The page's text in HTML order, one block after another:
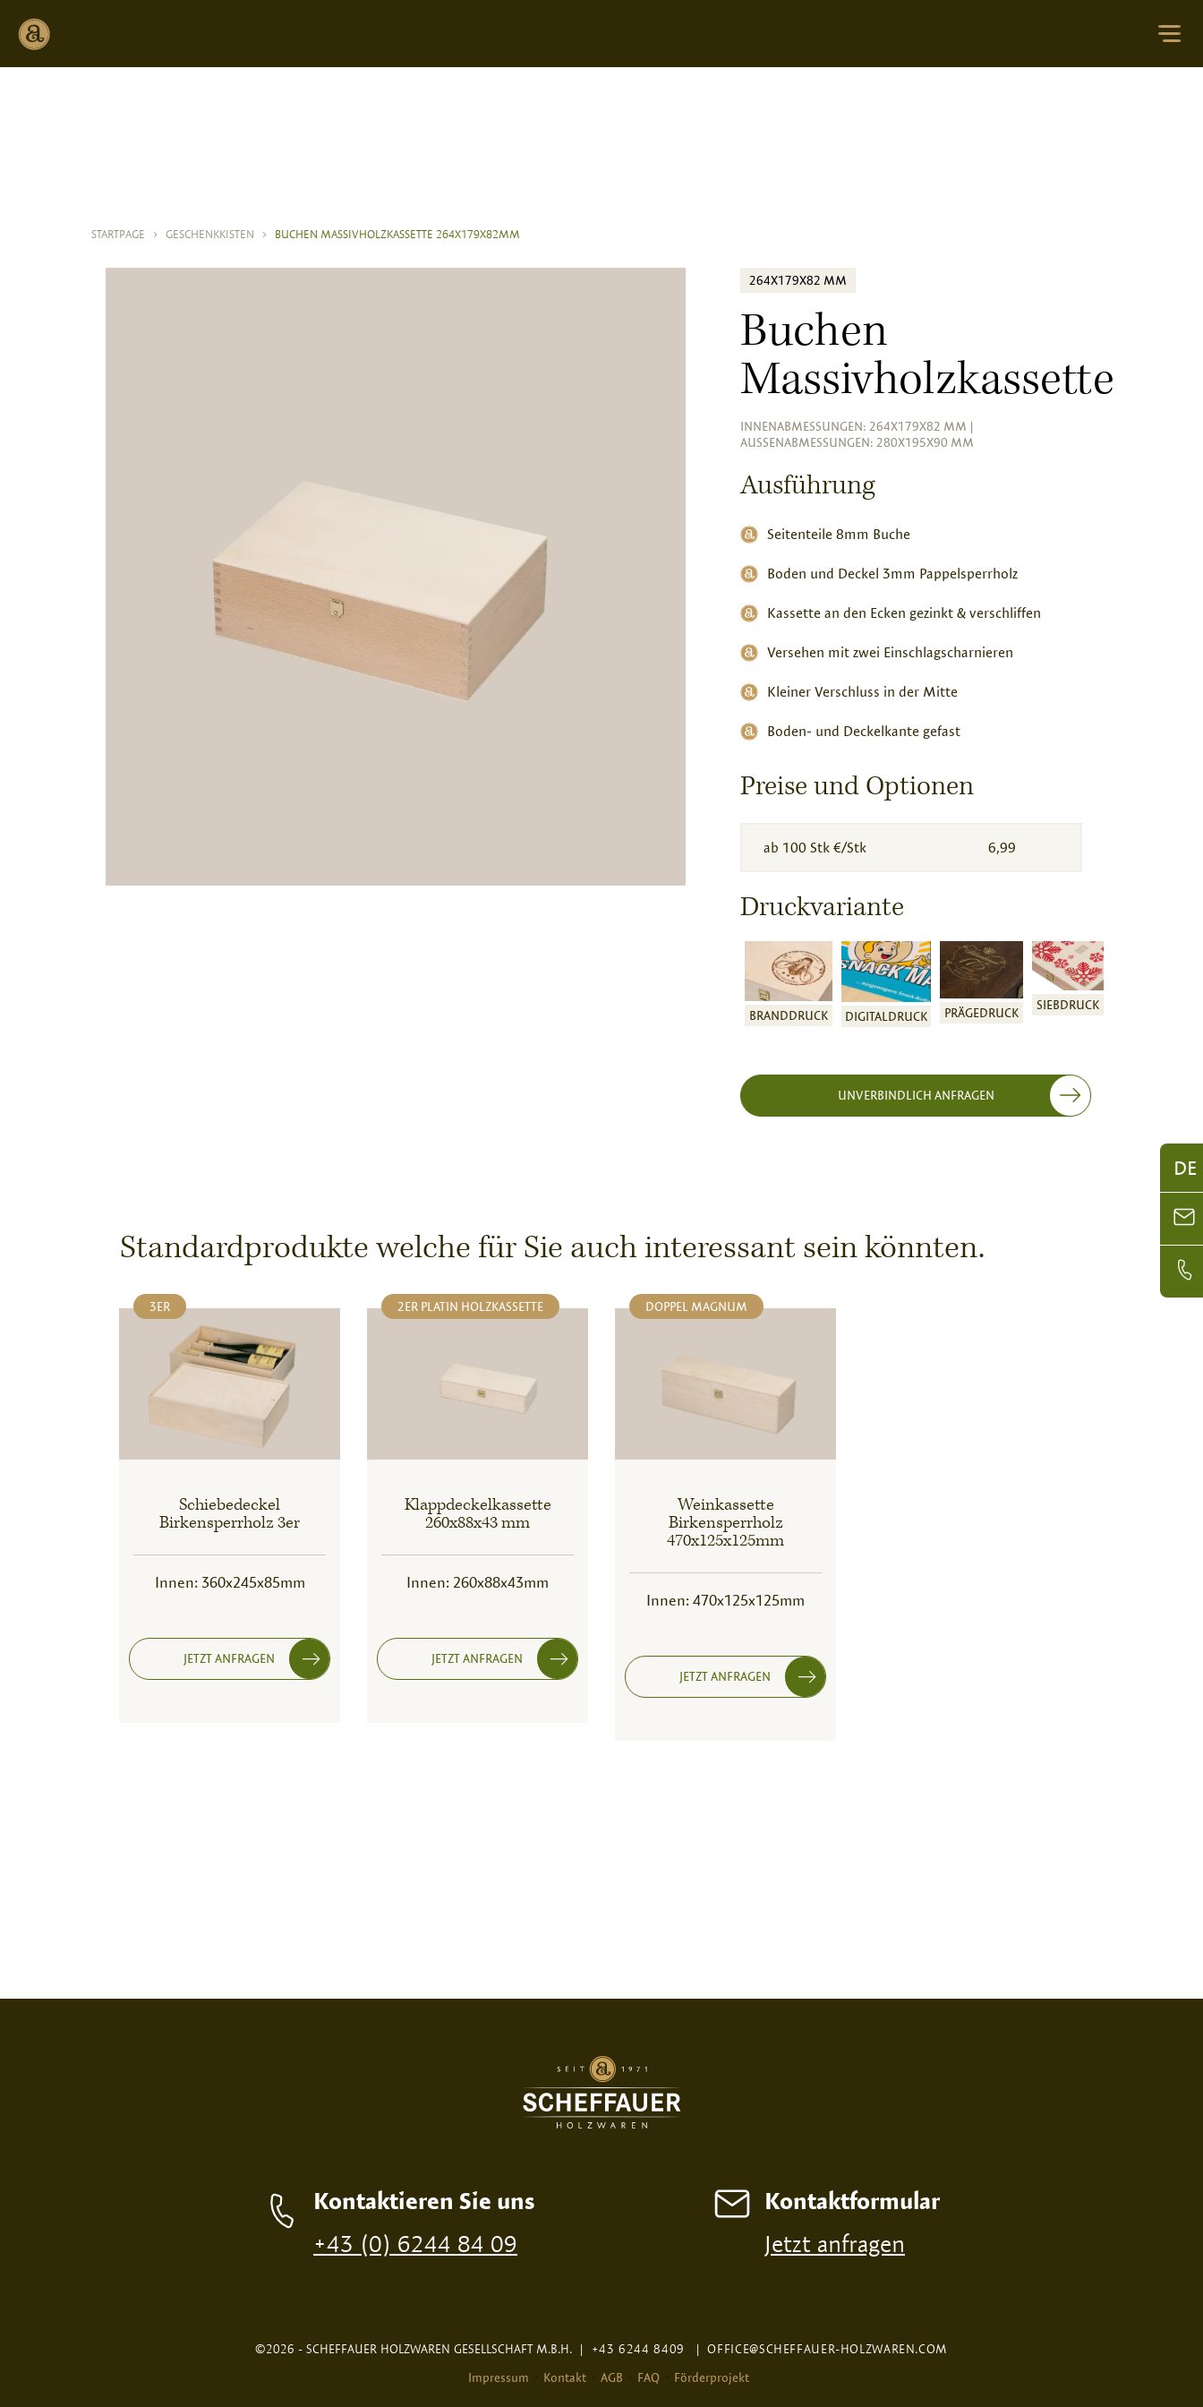
STARTPAGE > GESCHENKKISTEN > BUCHEN MASSIVHOLZKASSETTE 264X179X82MM
264X179X82 MM
Buchen
Massivholzkassette
INNENABMESSUNGEN: 264X179X82 MM |
AUSSENABMESSUNGEN: 280X195X90 MM
Ausführung
Seitenteile 8mm Buche
Boden und Deckel 3mm Pappelsperrholz
Kassette an den Ecken gezinkt & verschliffen
Versehen mit zwei Einschlagscharnieren
Kleiner Verschluss in der Mitte
Boden- und Deckelkante gefast
Preise und Optionen
ab 100 Stk €/Stk 6,99
Druckvariante
BRANDDRUCK DIGITALDRUCK PRÄGEDRUCK SIEBDRUCK
UNVERBINDLICH ANFRAGEN
Standardprodukte welche für Sie auch interessant sein könnten.
3ER
Schiebedeckel
Birkensperrholz 3er
Innen: 360x245x85mm
JETZT ANFRAGEN
2ER PLATIN HOLZKASSETTE
Klappdeckelkassette
260x88x43 mm
Innen: 260x88x43mm
JETZT ANFRAGEN
DOPPEL MAGNUM
Weinkassette
Birkensperrholz
470x125x125mm
Innen: 470x125x125mm
JETZT ANFRAGEN
Kontaktieren Sie uns
+43 (0) 6244 84 09
Kontaktformular
Jetzt anfragen
©2026 - SCHEFFAUER HOLZWAREN GESELLSCHAFT M.B.H. | +43 6244 8409 | OFFICE@SCHEFFAUER-HOLZWAREN.COM
Impressum
Kontakt AGB FAQ Förderprojekt
DE